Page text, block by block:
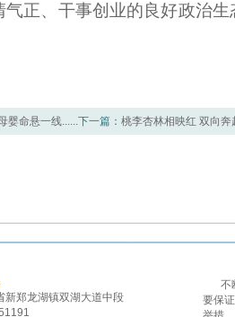
正、干事创业的良好政治
婴命悬一线......下一篇： 桃李杏林相映红 双向奔
新郑龙湖镇双湖大道中段
不
要保